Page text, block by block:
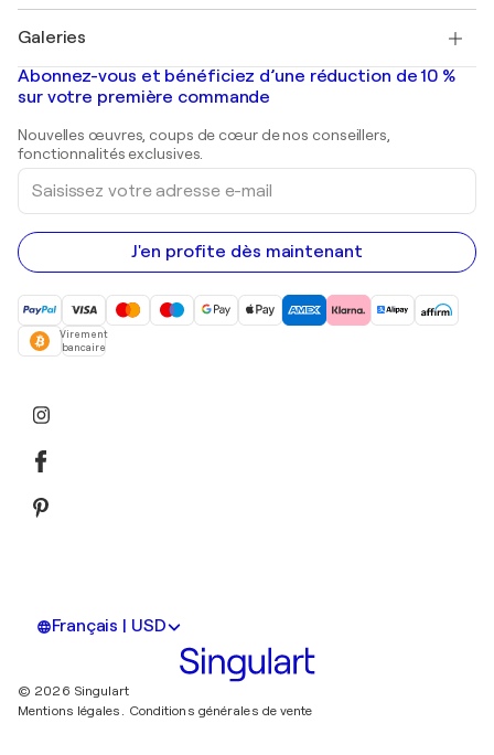
Banksy
Mr. Brainwash
Shepard Fairey
Tableaux abstraits à vendre
Peintures de paysage
Estampes
Peintures acryliques
Galeries
Galeries d'art en France
Galeries d'art en Belgique
Abonnez-vous et bénéficiez d’une réduction de 10 %
sur votre première commande
Nouvelles œuvres, coups de cœur de nos conseillers,
fonctionnalités exclusives.
Saisissez
votre
adresse
e-
mail
J'en profite dès maintenant
Virement
bancaire
Français | USD
© 2026 Singulart
Mentions légales. Conditions générales de vente